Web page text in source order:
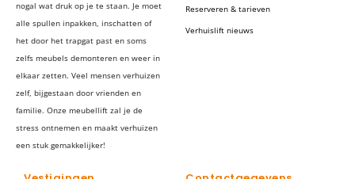
nogal wat druk op je te staan. Je moet
alle spullen inpakken, inschatten of
het door het trapgat past en soms
zelfs meubels demonteren en weer in
elkaar zetten. Veel mensen verhuizen
zelf, bijgestaan door vrienden en
familie. Onze meubellift zal je de
stress ontnemen en maakt verhuizen
een stuk gemakkelijker!
Reserveren & tarieven
Verhuislift nieuws